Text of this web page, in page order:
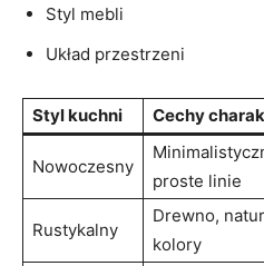
Styl mebli
Układ przestrzeni
Styl kuchni Cechy
Nowoczesny
proste linie
Rustykalny
Drewno,
kolory